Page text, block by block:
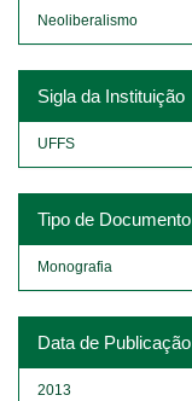
Neoliberalismo
Sigla da Instituição
UFFS
Tipo de Documento
Monografia
Data de Publicação
2013